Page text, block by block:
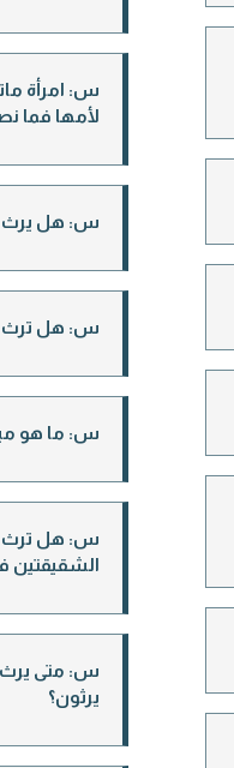
س: امرأة
لأمها فما
س: هل يرث
س: هل ترث
س: ما هو
س: هل ترث
الشقيقتين
س: متى يرث
يرثون؟